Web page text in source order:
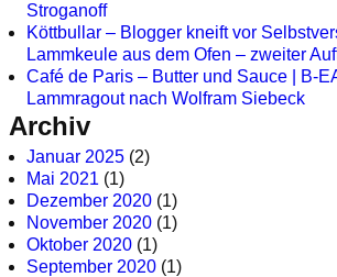
Stroganoff
Köttbullar – Blogger kneift vor
Lammkeule aus dem Ofen – zweiter
Café de Paris – Butter und Sauce | B-
Lammragout nach Wolfram Siebeck
Archiv
Januar 2025 (2)
Mai 2021 (1)
Dezember 2020 (1)
November 2020 (1)
Oktober 2020 (1)
September 2020 (1)